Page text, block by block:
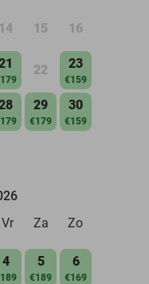
14 15 16
22 23
€159
29
€179
30
€159
Vr Za Zo
4 5
€189
6
€169